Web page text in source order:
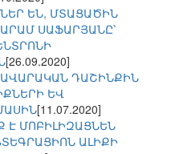
ԵՆ, ՄՏԱՑԱԾԻՆ
ՍԱՖԱՐՅԱՆԸ՝
[26.09.2020]
ԴԱՇԻՆՔԻՆ
ԵՎ
[11.07.2020]
Է ՄՈԲԻԼԻԶԱՑՆԵՆ
ԱԼԻՔԻ